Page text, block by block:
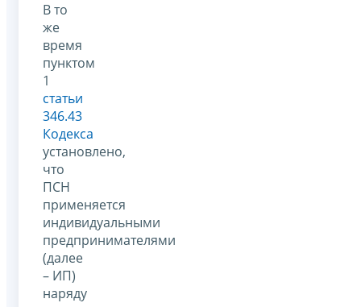
В то
же
время
пунктом
1
статьи
346.43
Кодекса
установлено,
что
ПСН
применяется
индивидуальными
предпринимателями
(далее
– ИП)
наряду